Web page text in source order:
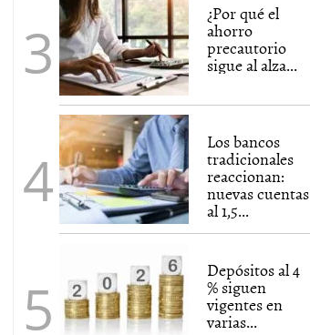
¿Por qué el
ahorro
precautorio
sigue al alza...
Los bancos
tradicionales
reaccionan:
nuevas cuentas
al 1,5...
Depósitos al 4
% siguen
vigentes en
varias...